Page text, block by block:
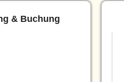
& Buchung